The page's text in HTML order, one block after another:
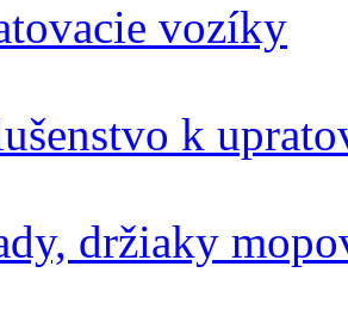
vozíky
k
držiaky